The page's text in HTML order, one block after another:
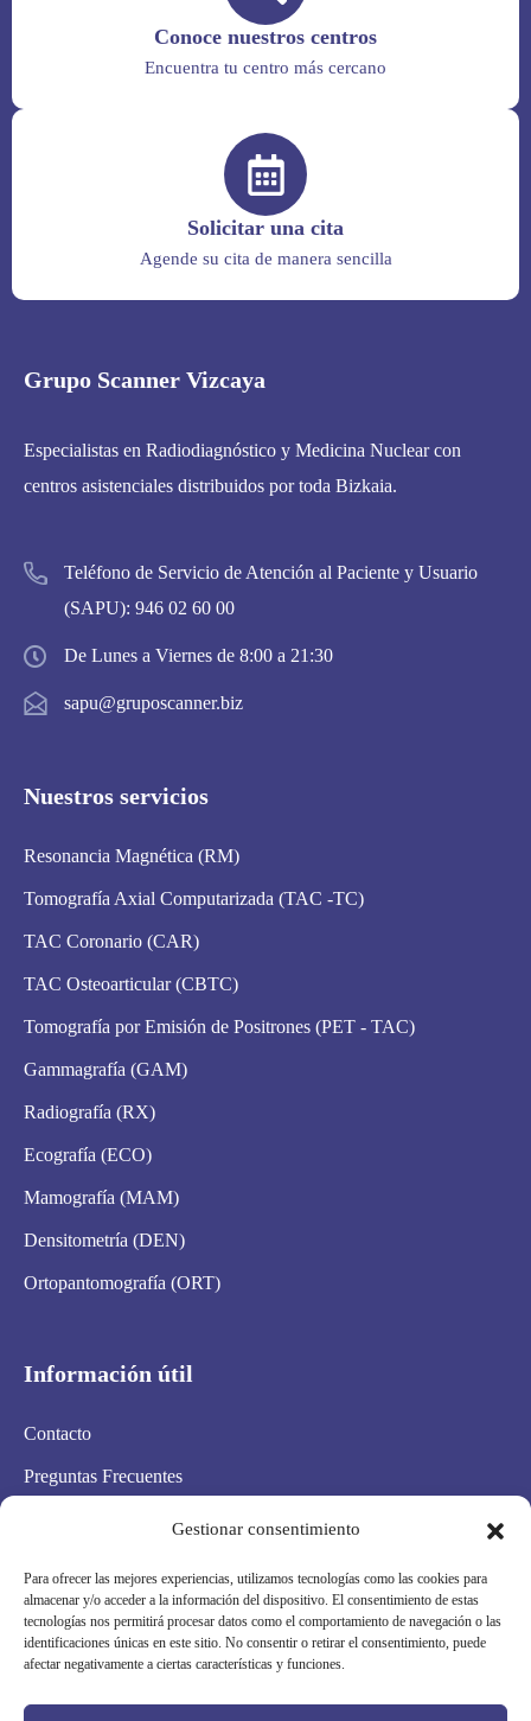
Gestionar consentimiento
Para ofrecer las mejores experiencias, utilizamos tecnologías como las cookies para
almacenar y/o acceder a la información del dispositivo. El consentimiento de estas
tecnologías nos permitirá procesar datos como el comportamiento de navegación o las
identificaciones únicas en este sitio. No consentir o retirar el consentimiento, puede
afectar negativamente a ciertas características y funciones.
Conoce nuestros centros
Encuentra tu centro más cercano
Solicitar una cita
Agende su cita de manera sencilla
Grupo Scanner Vizcaya
Especialistas en Radiodiagnóstico y Medicina Nuclear con
centros asistenciales distribuidos por toda Bizkaia.
Teléfono de Servicio de Atención al Paciente y Usuario
(SAPU): 946 02 60 00
De Lunes a Viernes de 8:00 a 21:30
sapu@gruposcanner.biz
Nuestros servicios
Resonancia Magnética (RM)
Tomografía Axial Computarizada (TAC -TC)
TAC Coronario (CAR)
TAC Osteoarticular (CBTC)
Tomografía por Emisión de Positrones (PET - TAC)
Gammagrafía (GAM)
Radiografía (RX)
Ecografía (ECO)
Mamografía (MAM)
Densitometría (DEN)
Ortopantomografía (ORT)
Información útil
Contacto
Preguntas Frecuentes
Política de cookies
Condiciones Generales